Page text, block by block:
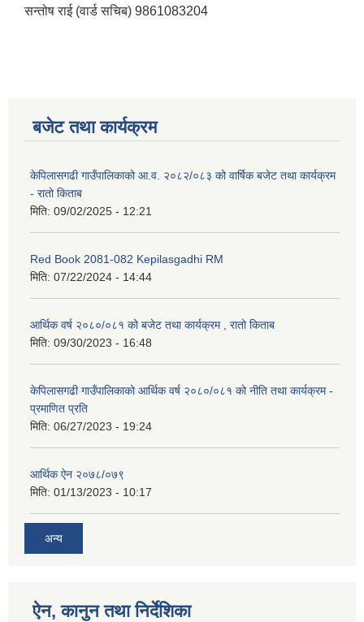
सन्तोष राई (वार्ड सचिब) 9861083204
बजेट तथा कार्यक्रम
केपिलासगढी गाउँपालिकाको आ.व. २०८२/०८३ को वार्षिक बजेट तथा कार्यक्रम
- रातो किताब
मिति: 09/02/2025 - 12:21
Red Book 2081-082 Kepilasgadhi RM
मिति: 07/22/2024 - 14:44
आर्थिक वर्ष २०८०/०८१ को बजेट तथा कार्यक्रम , रातो किताब
मिति: 09/30/2023 - 16:48
केपिलासगढी गाउँपालिकाको आर्थिक वर्ष २०८०/०८१ को नीति तथा कार्यक्रम -
प्रमाणित प्रति
मिति: 06/27/2023 - 19:24
आर्थिक ऐन २०७८/०७९
मिति: 01/13/2023 - 10:17
अन्य
ऐन, कानुन तथा निर्देशिका